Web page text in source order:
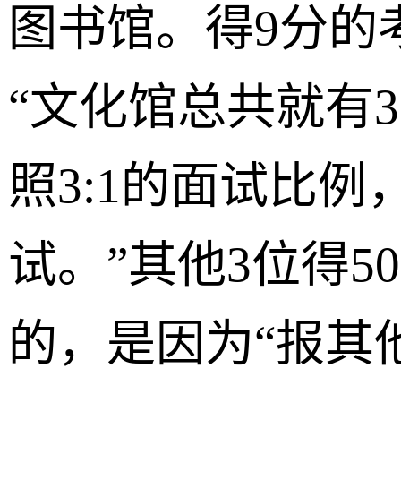
图书馆。得9分
“文化馆总共就有
照3:1的面试比例
试。”其他3位得
的，是因为“报其